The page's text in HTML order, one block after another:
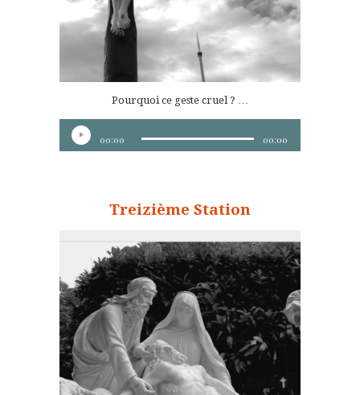
Pourquoi ce geste cruel ? …
Lecteur
audio
00:00 00:00
Treizième Station